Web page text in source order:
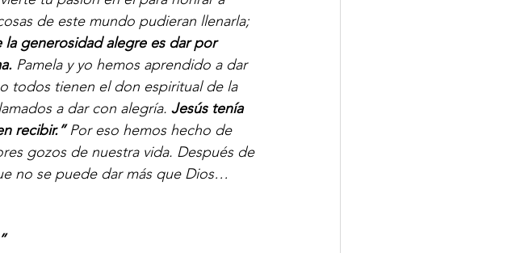
de este mundo pudieran llenarla;
la generosidad alegre es dar por
Pamela y yo hemos aprendido a dar
todos tienen el don espiritual de la
a dar con alegría. Jesús tenía
recibir.” Por eso hemos hecho de
gozos de nuestra vida. Después de
no se puede dar más que Dios…